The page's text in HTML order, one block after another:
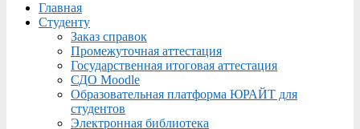
Menu
Главная
Студенту
Заказ справок
Промежуточная аттестация
Государственная итоговая аттестация
СДО Moodle
Образовательная платформа ЮРАЙТ для
студентов
Электронная библиотека